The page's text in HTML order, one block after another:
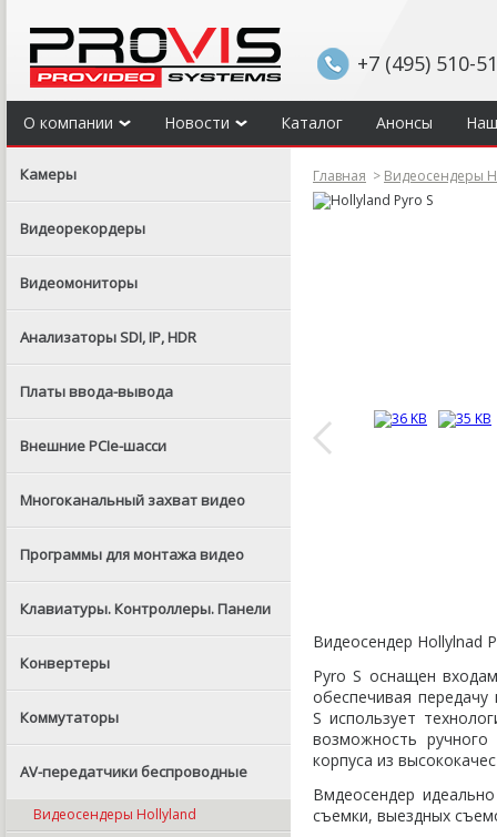
+7 (495) 510-
О компании Новости Каталог Анонсы
Камеры
Видеорекордеры
Видеомониторы
Анализаторы SDI, IP, HDR
Платы ввода-вывода
Внешние PCIe-шасси
Многоканальный захват видео
Программы для монтажа видео
Клавиатуры. Контроллеры. Панели
Конвертеры
Коммутаторы
AV-передатчики беспроводные
Видеосендеры Hollyland
Главная > Видеосендеры
Видеосендер Hollylnad
Pyro S оснащен
обеспечивая
S использует
возможность
корпуса из
Вмдеосендер
съемки, выездных